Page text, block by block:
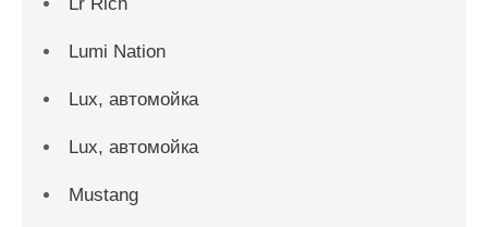
Lumi Nation
Lux, автомойка
Lux, автомойка
Mustang